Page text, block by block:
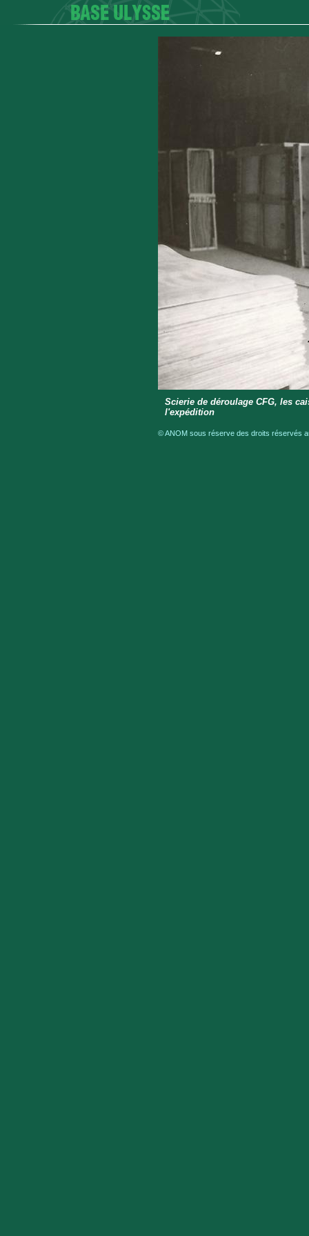
Scierie de déroulage CFG, les
l'expédition
© ANOM sous réserve des droits réservés